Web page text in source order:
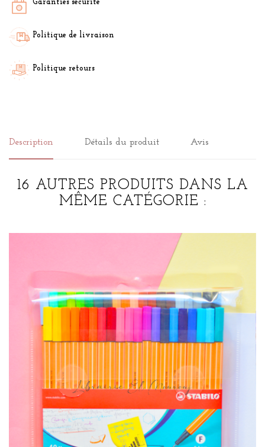
Garanties sécurité
Politique de livraison
Politique retours
Description Détails du produit Avis
16 AUTRES PRODUITS DANS LA
MÊME CATÉGORIE :